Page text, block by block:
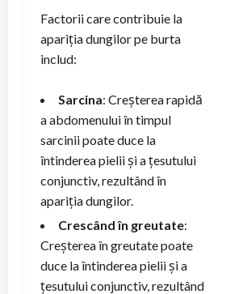
Factorii care contribuie la
apariția dungilor pe burta
includ:
Sarcina: Creșterea rapidă
a abdomenului în timpul
sarcinii poate duce la
întinderea pielii și a țesutului
conjunctiv, rezultând în
apariția dungilor.
Crescând în greutate:
Creșterea în greutate poate
duce la întinderea pielii și a
țesutului conjunctiv, rezultând